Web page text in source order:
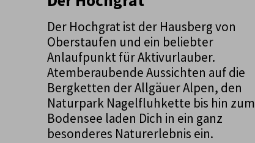
Der Hochgrat ist der Hausberg von
Oberstaufen und ein beliebter
Anlaufpunkt für Aktivurlauber.
Atemberaubende Aussichten auf die
Bergketten der Allgäuer Alpen, den
Naturpark Nagelfluhkette bis hin zum
Bodensee laden Dich in ein ganz
besonderes Naturerlebnis ein.